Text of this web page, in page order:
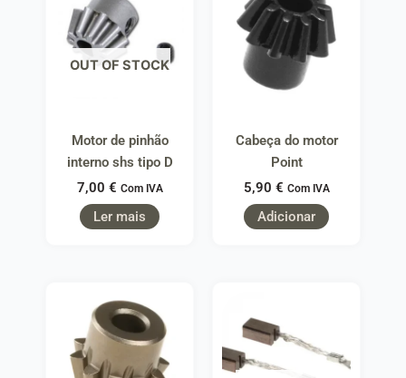
OUT OF STOCK
Motor de pinhão
interno shs tipo D
7,00 € Com IVA
Ler mais
Cabeça do motor
Point
5,90 € Com IVA
Adicionar